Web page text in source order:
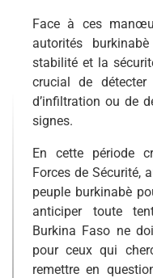
Face à ces
autorités
stabilité et la
crucial de
d’infiltration ou de
signes.
En cette période
Forces de Sécurité,
peuple burkinabè
anticiper toute
Burkina Faso ne
pour ceux qui
remettre en